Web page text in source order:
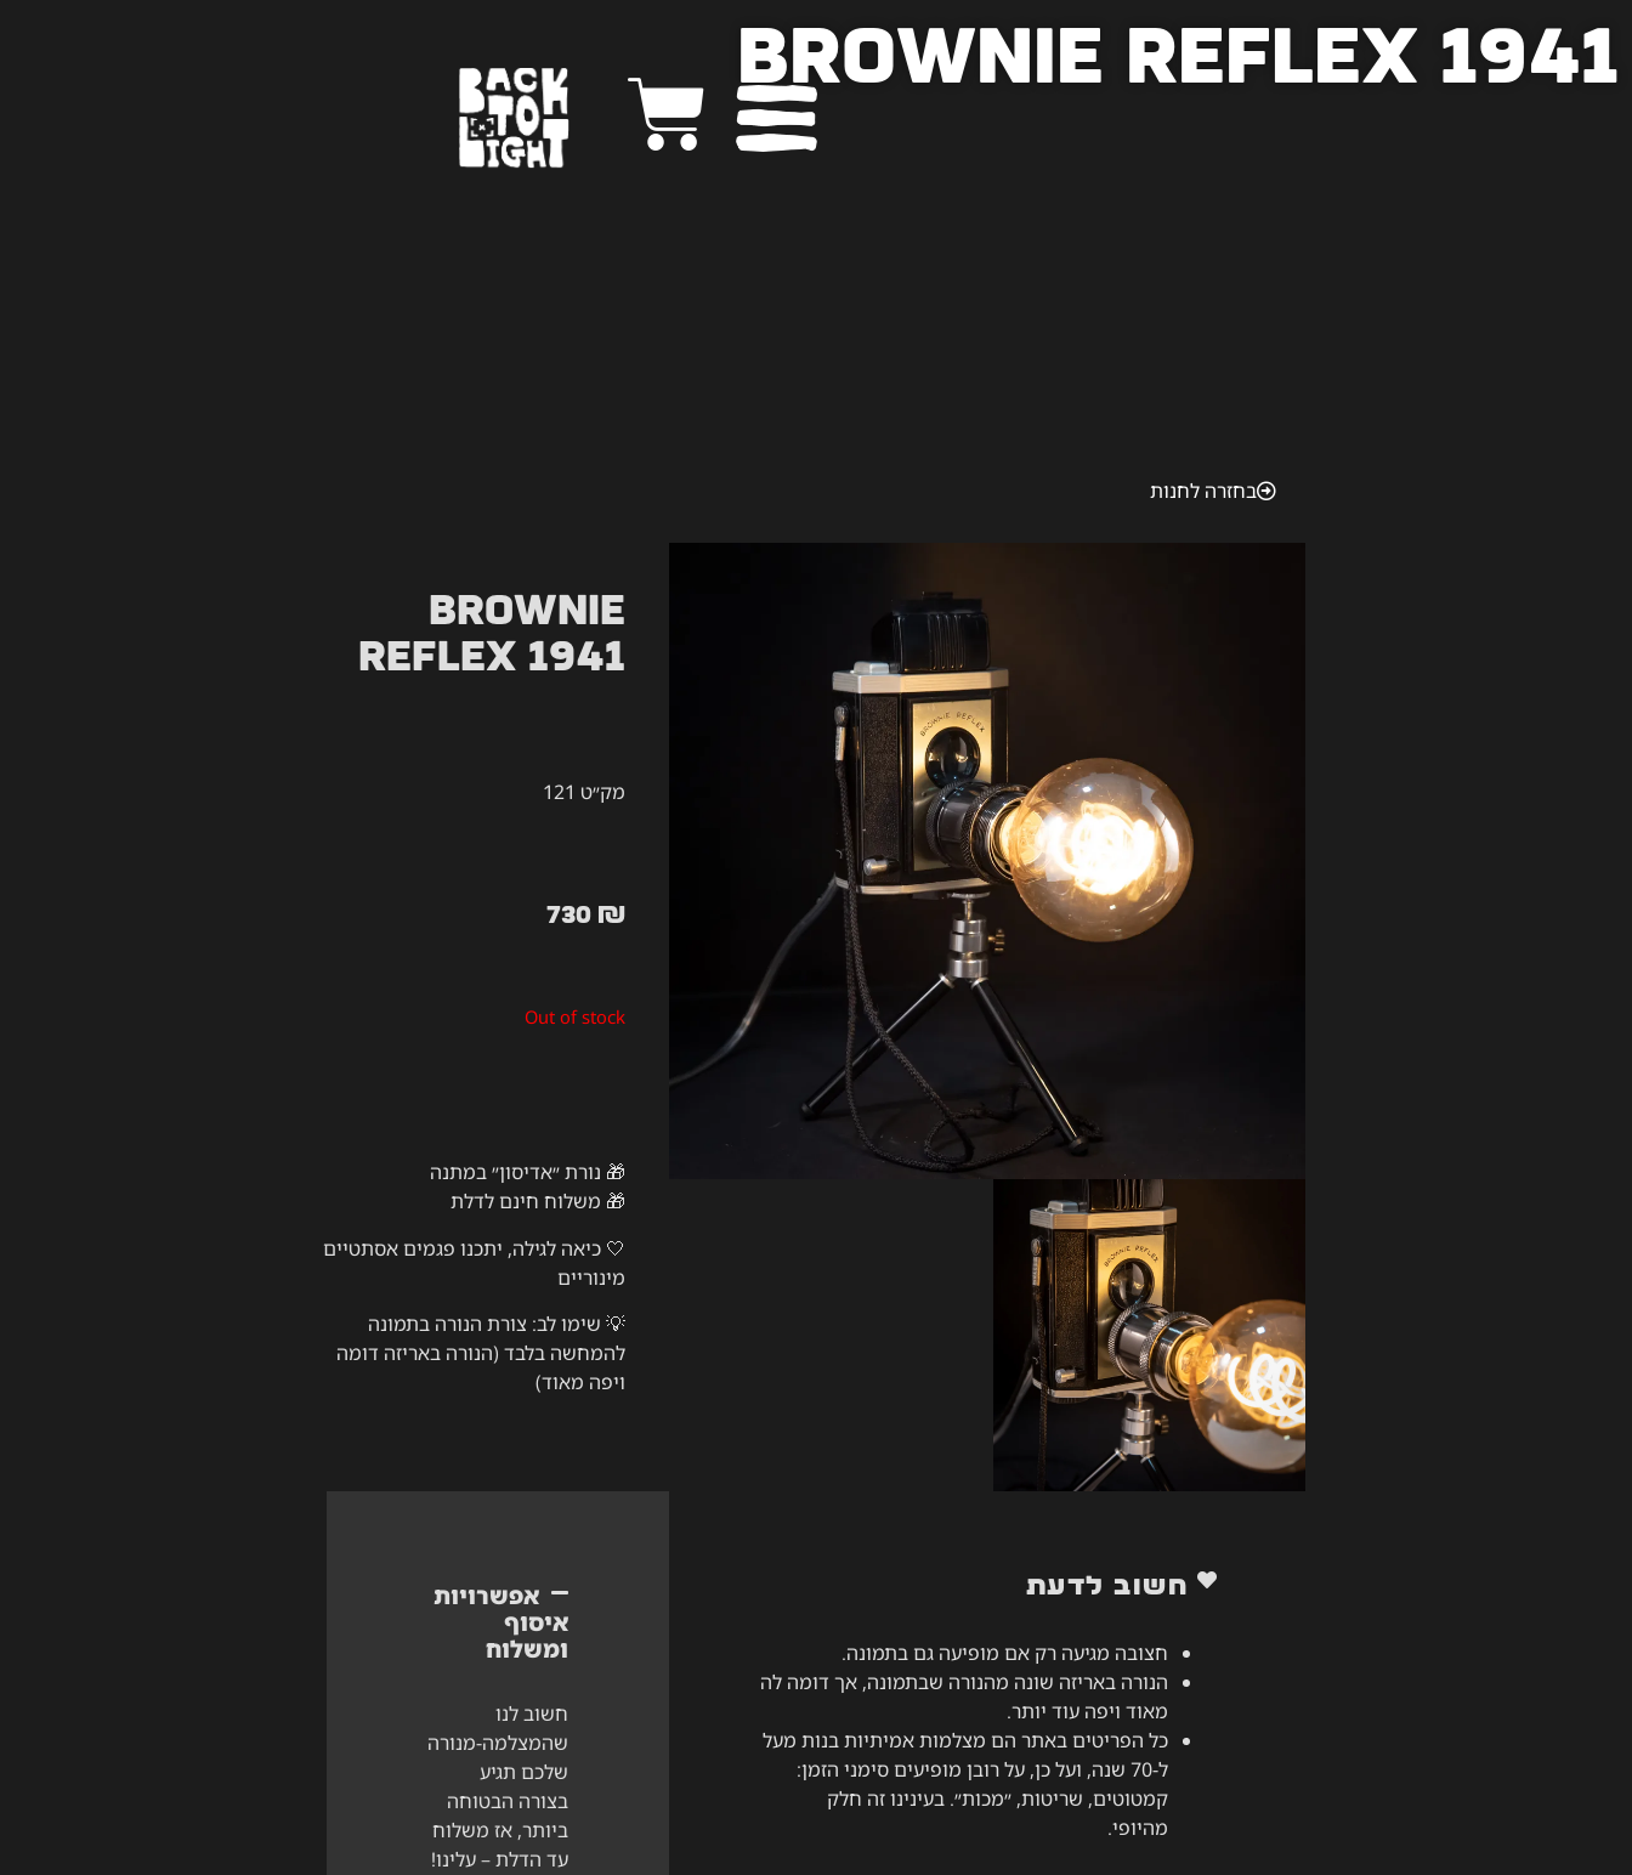
Brownie Reflex 1941
בחזרה לחנות
Brownie
Reflex 1941
מק״ט 121
730 ₪
Out of stock
🎁 נורת ״אדיסון״ במתנה
🎁 משלוח חינם לדלת
🤍 כיאה לגילה, יתכנו פגמים אסתטיים
מינוריים
💡 שימו לב: צורת הנורה בתמונה
להמחשה בלבד (הנורה באריזה דומה
ויפה מאוד)
חשוב לדעת
חצובה מגיעה רק אם מופיעה גם בתמונה.
הנורה באריזה שונה מהנורה שבתמונה, אך דומה לה
מאוד ויפה עוד יותר.
כל הפריטים באתר הם מצלמות אמיתיות בנות מעל
ל-70 שנה, ועל כן, על רובן מופיעים סימני הזמן:
קמטוטים, שריטות, ״מכות״. בעינינו זה חלק
מהיופי.
אפשרויות
איסוף
ומשלוח
חשוב לנו
שהמצלמה-מנורה
שלכם תגיע
בצורה הבטוחה
ביותר, אז משלוח
עד הדלת – עלינו!